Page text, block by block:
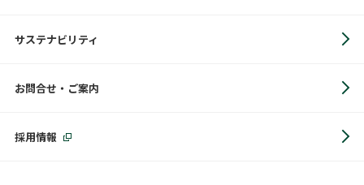
サステナビリティ
お問合せ・ご案内
採用情報